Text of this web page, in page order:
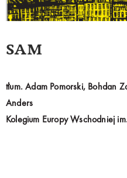
SAM
tłum. Adam Pomorski, Bohdan
Anders
Kolegium Europy Wschodniej